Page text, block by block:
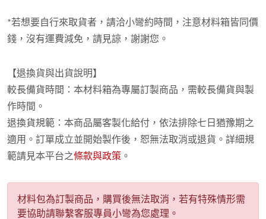
*若想要自行來取貨者，請洽小彎約時間，注意材料箱皆同價
錢，沒有運費減免，請見諒，謝謝您。
【退換貨與出貨說明】
較長備貨時間：本材料箱為專屬訂製商品，需較長備貨與製
作時間。
退換貨規範：本商品屬客製化給付，依法排除七日猶豫期之
適用。訂單成立並開始製作後，恕無法取消或退貨。詳細規
範請見本平台之條款與政策 。
材料包為訂製商品，購買後無法取消，若有特殊情形需
要協助請聯繫客服專員小彎為您處理。